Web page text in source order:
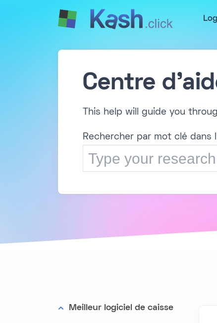
Centre
This help will guide you
Rechercher par mot clé dans
Meilleur logiciel de caisse